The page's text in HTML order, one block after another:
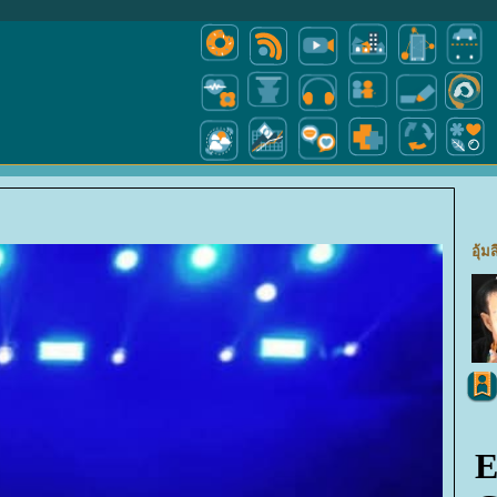
อุ้ม